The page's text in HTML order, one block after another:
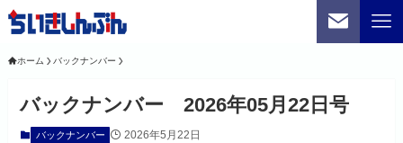
ホーム バックナンバー
バックナンバー 2026年05月22日号
バックナンバー 2026年5月22日